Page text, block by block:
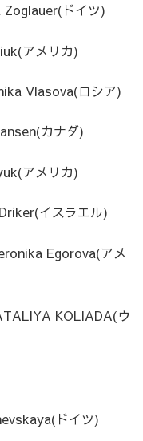
ドイツ)
アメリカ)
Vlasova(ロシア)
カナダ)
アメリカ)
イスラエル)
Egorova(アメ
KOLIADA(ウ
ドイツ)